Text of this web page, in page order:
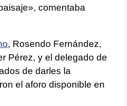
comentaba
, Rosendo Fernández,
Pérez, y el delegado de
de darles la
el aforo disponible en